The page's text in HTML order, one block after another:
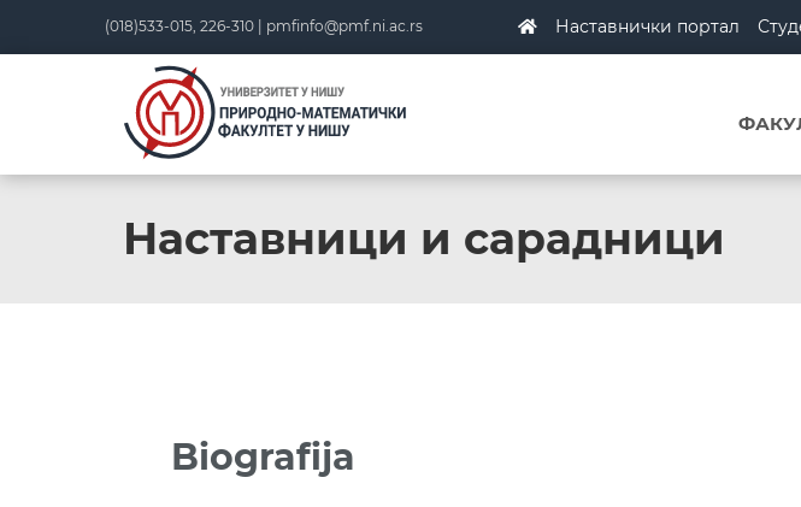
(018)533-015, 226-310 | pmfinfo@pmf.ni.ac.rs Наставнички портал
Наставници и сарадници
Biografija